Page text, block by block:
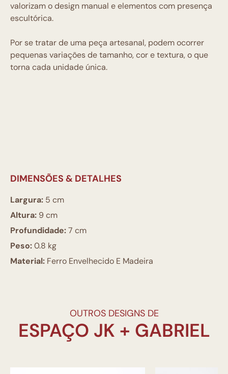
valorizam o design manual e elementos com presença
escultórica.
Por se tratar de uma peça artesanal, podem ocorrer
pequenas variações de tamanho, cor e textura, o que
torna cada unidade única.
DIMENSÕES & DETALHES
Largura: 5 cm
Altura: 9 cm
Profundidade:7 cm
Peso:0.8 kg
Material: Ferro Envelhecido E Madeira
OUTROS DESIGNS DE